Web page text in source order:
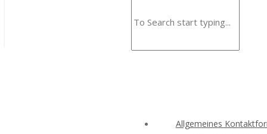
Allgemeines